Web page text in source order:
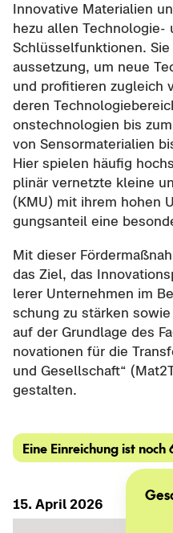
In­no­va­ti­ve Ma­te­ria­li­en
he­zu allen Technologie-​
Schlüs­sel­funk­tio­nen.
aus­set­zung, um neue
und pro­fi­tie­ren zu­gleich
de­ren
ons­tech­no­lo­gien bis
von Sen­sor­ma­te­ria­li­en
Hier spie­len häu­fig
pli­när ver­netz­te klei­ne
(KMU) mit ihrem hohen
gungs­an­teil eine
Mit die­ser
das Ziel, das
le­rer Un­ter­neh­men im
schung zu stär­ken
auf der Grund­la­ge des
no­va­tio­nen für die
und Ge­sell­schaft“
ge­stal­ten.
Eine Ein­rei­chung ist noch
Start­da­tum
15. April 2026